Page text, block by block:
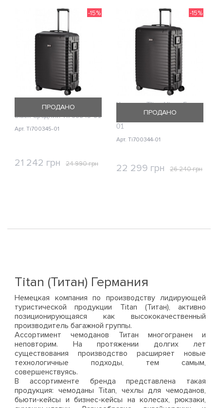
Чемодан Titan Litron Frame
Black Средний Ti700345-01
Арт. Ti700345-01
-15%
ПРОДАНО
21 242 грн 24 990 грн
Black Большой Ti700344-
01
Арт. Ti700344-01
-15%
ПРОДАНО
22 299 грн 26 240 грн
Titan (Титан) Германия
Немецкая компания по производству лидирующей
туристической продукции Titan (Титан), активно
позиционирующаяся как высококачественный
производитель багажной группы.
Ассортимент чемоданов Титан многогранен и
неповторим. На протяжении долгих лет
существования производство расширяет новые
технологичные подходы, тем самым,
совершенствуясь.
В ассортименте бренда представлена такая
продукция: чемоданы Titan, чехлы для чемоданов,
бьюти-кейсы и бизнес-кейсы на колесах, рюкзаки,